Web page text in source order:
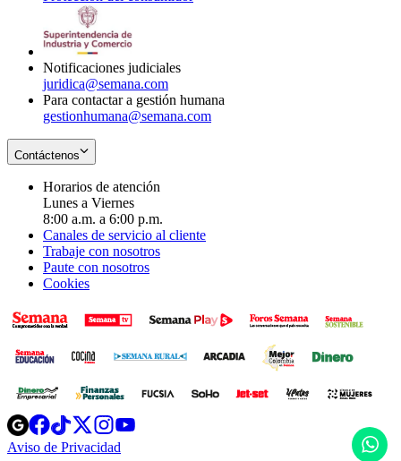
Notificaciones judiciales
juridica@semana.com
Para contactar a gestión humana
gestionhumana@semana.com
Contáctenos
Horarios de atención
Lunes a Viernes
8:00 a.m. a 6:00 p.m.
Canales de servicio al cliente
Trabaje con nosotros
Paute con nosotros
Cookies
Opens
in
new
Opens
in
new
Opens
in
new
Opens
new
Aviso de Privacidad